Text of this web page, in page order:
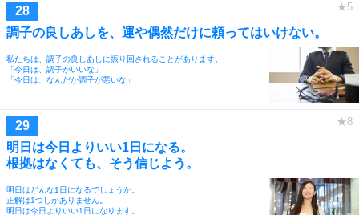
調子の良しあしを、運や偶然だけに頼ってはいけない。
私たちは、調子の良しあしに振り回されることがあります。
「今日は、調子がいいな」
「今日は、なんだか調子が悪いな」
明日は今日よりいい1日になる。
根拠はなくても、そう信じよう。
明日はどんな1日になるでしょうか。
正解は1つしかありません。
明日は今日よりいい1日になります。